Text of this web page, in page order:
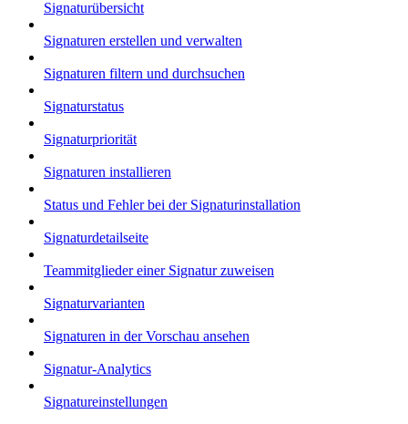
Signaturübersicht
Signaturen erstellen und verwalten
Signaturen filtern und durchsuchen
Signaturstatus
Signaturpriorität
Signaturen installieren
Status und Fehler bei der Signaturinstallation
Signaturdetailseite
Teammitglieder einer Signatur zuweisen
Signaturvarianten
Signaturen in der Vorschau ansehen
Signatur-Analytics
Signatureinstellungen